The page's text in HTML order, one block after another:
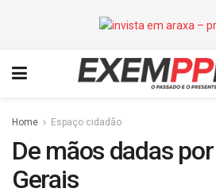
Home Espaço cidadão
De mãos dadas
Gerais